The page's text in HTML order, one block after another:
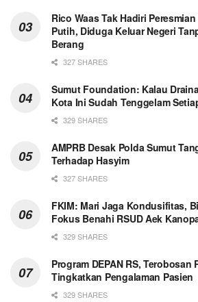
Rico Waas Tak Hadiri
Putih, Diduga Keluar Negeri
Berang
327 SHARES
Sumut Foundation: Kalau
Kota Ini Sudah Tenggelam
329 SHARES
AMPRB Desak Polda Sumut
Terhadap Hasyim
327 SHARES
FKIM: Mari Jaga Kondusifitas,
Fokus Benahi RSUD Aek
329 SHARES
Program DEPAN RS, Terobosan
Tingkatkan Pengalaman Pasien
329 SHARES